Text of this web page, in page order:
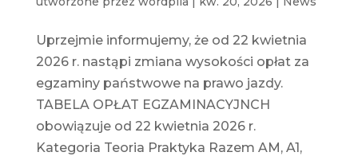
Uprzejmie informujemy, że od 22 kwietnia
2026 r. nastąpi zmiana wysokości opłat za
egzaminy państwowe na prawo jazdy.
TABELA OPŁAT EGZAMINACYJNCH
obowiązuje od 22 kwietnia 2026 r.
Kategoria Teoria Praktyka Razem AM, A1,